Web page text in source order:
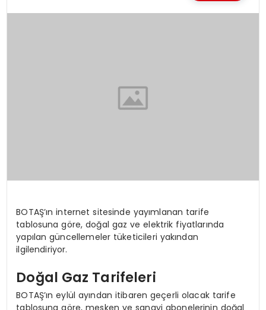
BOTAŞ’ın internet sitesinde yayımlanan tarife
tablosuna göre, doğal gaz ve elektrik fiyatlarında
yapılan güncellemeler tüketicileri yakından
ilgilendiriyor.
Doğal Gaz Tarifeleri
BOTAŞ’ın eylül ayından itibaren geçerli olacak tarife
tablosuna göre, mesken ve sanayi abonelerinin doğal